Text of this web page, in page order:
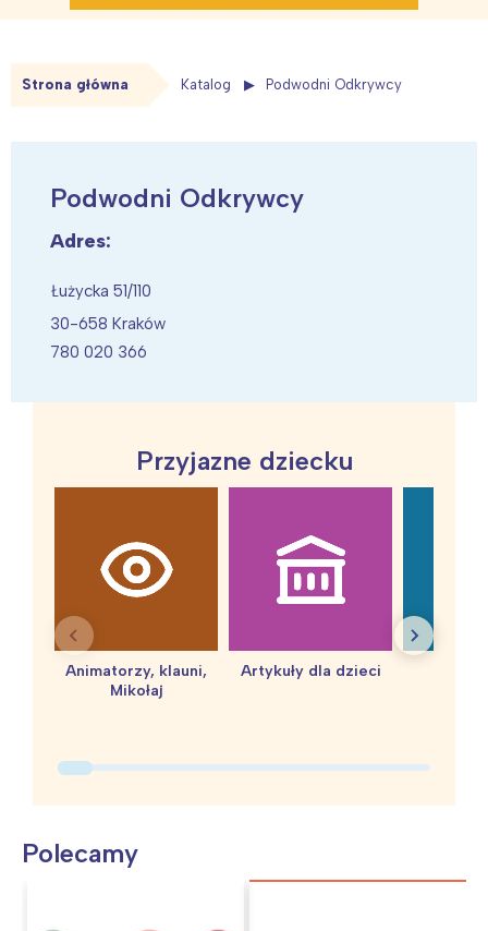
Strona główna Katalog Podwodni Odkrywcy
Podwodni Odkrywcy
Adres:
Łużycka 51/110
30-658 Kraków
780 020 366
Przyjazne dziecku
Animatorzy, klauni,
Mikołaj
Artykuły dla dzieci
Polecamy